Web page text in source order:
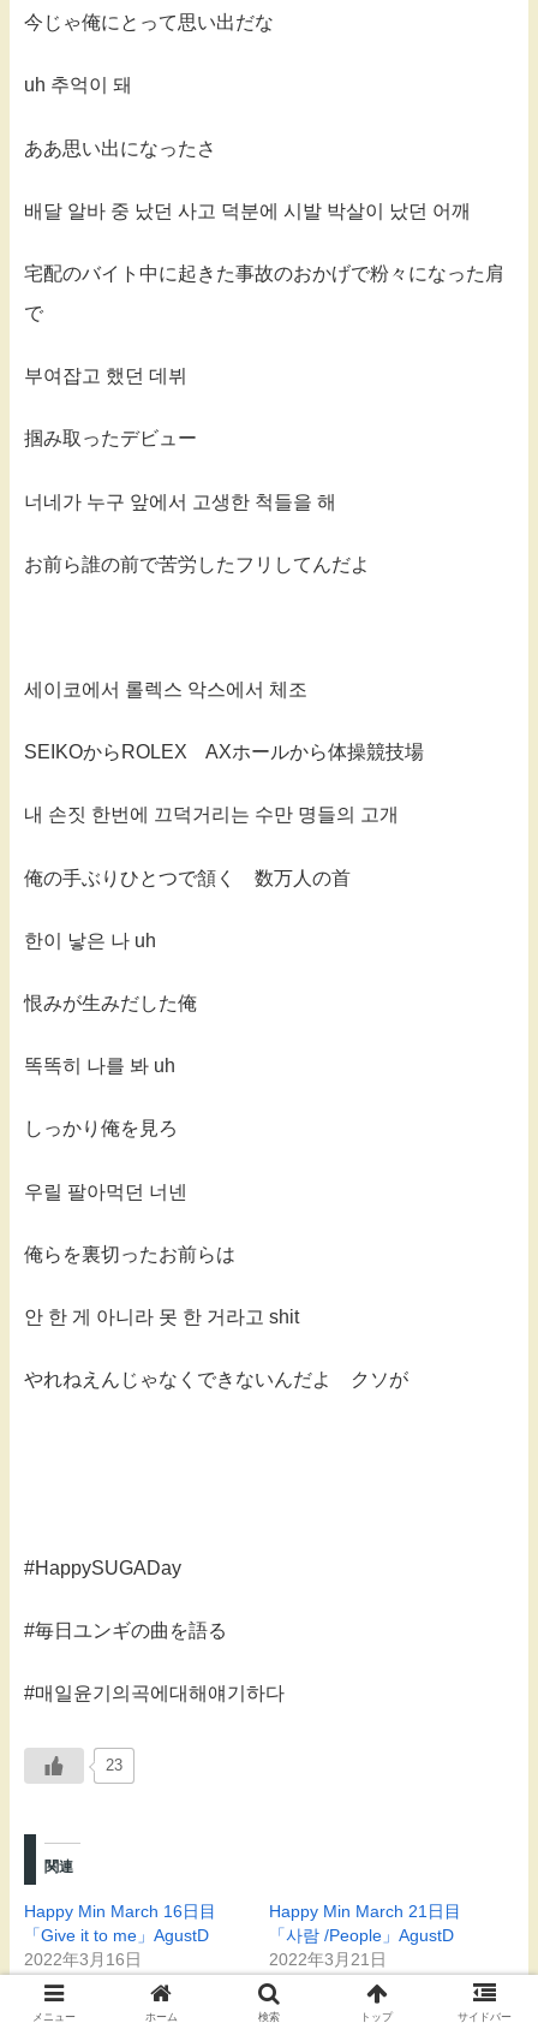
今じゃ俺にとって思い出だな
uh 추억이 돼
ああ思い出になったさ
배달 알바 중 났던 사고 덕분에 시발 박살이 났던 어깨
宅配のバイト中に起きた事故のおかげで粉々になった肩
で
부여잡고 했던 데뷔
掴み取ったデビュー
너네가 누구 앞에서 고생한 척들을 해
お前ら誰の前で苦労したフリしてんだよ
세이코에서 롤렉스 악스에서 체조
SEIKOからROLEX AXホールから体操競技場
내 손짓 한번에 끄덕거리는 수만 명들의 고개
俺の手ぶりひとつで頷く 数万人の首
한이 낳은 나 uh
恨みが生みだした俺
똑똑히 나를 봐 uh
しっかり俺を見ろ
우릴 팔아먹던 너넨
俺らを裏切ったお前らは
안 한 게 아니라 못 한 거라고 shit
やれねえんじゃなくできないんだよ クソが
#HappySUGADay
#毎日ユンギの曲を語る
#매일윤기의곡에대해얘기하다
23
関連
Happy Min March 16日目
「Give it to me」AgustD
2022年3月16日
バンタン
Happy Min March 21日目
「사람 /People」AgustD
2022年3月21日
バンタン
Happy SUGA Day企画第1日
メニュー ホーム 検索 トップ サイドバー